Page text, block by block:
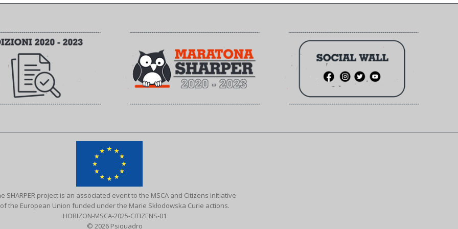
SHARPER project is an associated event to the MSCA and Citizens initiative
of the European Union funded under the Marie Skłodowska Curie actions.
HORIZON-MSCA-2025-CITIZENS-01
© 2026 Psiquadro